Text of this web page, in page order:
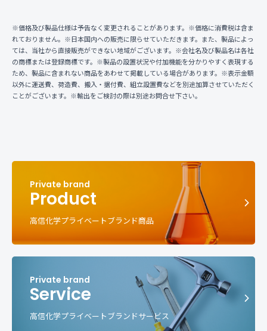
※価格及び製品仕様は予告なく変更されることがあります。※価格に消費税は含ま
れておりません。※日本国内への販売に限らせていただきます。また、製品によっ
ては、当社から直接販売ができない地域がございます。※会社名及び製品名は各社
の商標または登録商標です。※製品の設置状況や付加機能を分かりやすく表現する
ため、製品に含まれない商品をあわせて掲載している場合があります。※表示金額
以外に運送費、荷造費、搬入・据付費、組立設置費などを別途加算させていただく
ことがございます。※輸出をご検討の際は別途お問合せ下さい。
Product
高信化学プライベートブランド商品
Service
高信化学プライベートブランドサービス